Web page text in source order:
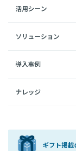
活用シーン
ソリューション
導入事例
ナレッジ
ギフト掲